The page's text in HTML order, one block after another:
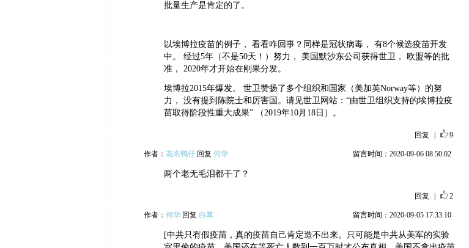
批量生产是肯定的了。
以埃博拉疫苗的例子， 看看咋回事？同样是冠状病毒， 有8个候选疫苗开发
中。 经过5年（不是50天！）努力， 美国默沙东公司获得世卫， 欧盟等的批
准， 2020年才开始在刚果分发。
埃博拉2015年爆发。 世卫赞扬了多个组织和国家（美加英Norway等）的努
力， 没有提到陈院士和厉害国。请见世卫网站：“由世卫组织支持的埃博拉疫
苗取得阶段性重大成果” （2019年10月18日）。
回复 9
作者： 花名鸭仔回复 何华 留言时间：2020-09-06 08:50:02
两个老无毛泪都干了？
回复 2
作者： 何华回复 白草 留言时间：2020-09-05 17:33:10
[中共只有假疫苗，真的疫苗自己肯定造不出来。只可能是中共从美军的实验